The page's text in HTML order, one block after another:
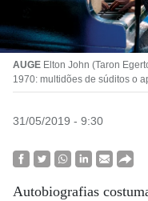
AUGE Elton John (Taron
1970: multidões de súditos o
31/05/2019 - 9:30
Autobiografias